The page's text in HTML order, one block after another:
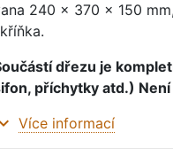
240 x 370 x 150
dřezu je
příchytky atd.)
Více informací